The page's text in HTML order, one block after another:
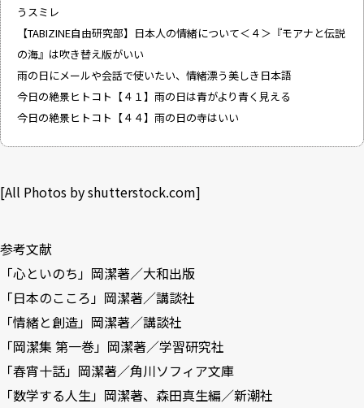
うスミレ
【TABIZINE自由研究部】日本人の情緒について＜４＞『モアナと伝説
の海』は吹き替え版がいい
雨の日にメールや会話で使いたい、情緒漂う美しき日本語
今日の絶景ヒトコト【４１】雨の日は青がより青く見える
今日の絶景ヒトコト【４４】雨の日の寺はいい
[All Photos byshutterstock.com]
参考文献
「心といのち」岡潔著／大和出版
「日本のこころ」岡潔著／講談社
「情緒と創造」岡潔著／講談社
「岡潔集 第一巻」岡潔著／学習研究社
「春宵十話」岡潔著／角川ソフィア文庫
「数学する人生」岡潔著、森田真生編／新潮社